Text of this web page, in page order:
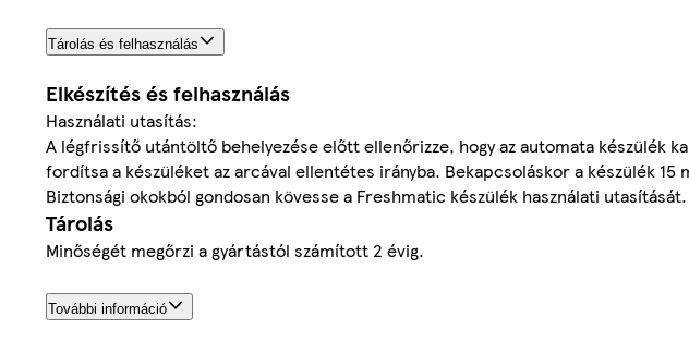
Tárolás és felhasználás
Elkészítés és felhasználás
Használati utasítás:
A légfrissítő utántöltő behelyezése előtt ellenőrizze, hogy az automata készülék
fordítsa a készüléket az arcával ellentétes irányba. Bekapcsoláskor a készülék
Biztonsági okokból gondosan kövesse a Freshmatic készülék használati utasítását.
Tárolás
Minőségét megőrzi a gyártástól számított 2 évig.
További információ